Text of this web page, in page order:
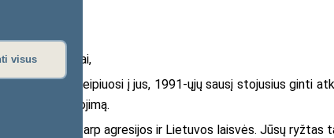
visus
didvyriai,
pagarba kreipiuosi į jus, 1991-ųjų sausį stojusius ginti
ir pasiaukojimą.
kurie stojo tarp agresijos ir Lietuvos laisvės. Jūsų ryžtas